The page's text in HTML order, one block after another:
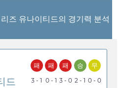
즈 유나이티드의 경기력 분석
드
패
3 - 1
패
0 - 1
패
3 - 0
승
2 - 1
무
0 - 0